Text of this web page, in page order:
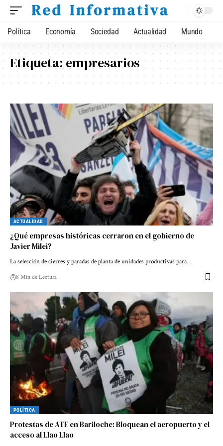
Política Economía Sociedad Actualidad Mundo
Etiqueta:empresarios
ACTUALIDAD
¿Qué empresas históricas cerraron en el gobierno de
Javier Milei?
La selección de cierres y paradas de planta de unidades productivas para…
8 Min de Lectura
POLÍTICA
Protestas de ATE en Bariloche: Bloquean el aeropuerto y el
acceso al Llao Llao